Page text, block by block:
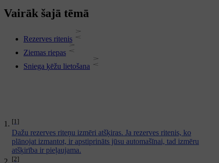
[1]
Dažu rezerves riteņu izmēri atšķiras. Ja rezerves ritenis, ko
plānojat izmantot, ir apstiprināts jūsu automašīnai, tad izmēru
atšķirība ir pieļaujama.
[2]
Vairāk šajā tēmā
Rezerves ritenis
Ziemas riepas
Sniega ķēžu lietošana